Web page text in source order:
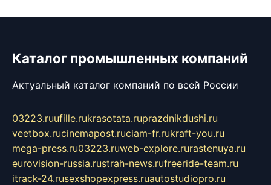
Каталог промышленных компаний
Актуальный каталог компаний по всей России
03223.ruufille.rukrasotata.ruprazdnikdushi.ru
veetbox.rucinemapost.ruciam-fr.rukraft-you.ru
mega-press.ru03223.ruweb-explore.rurastenuya.ru
eurovision-russia.rustrah-news.rufreeride-team.ru
itrack-24.rusexshopexpress.ruautostudiopro.ru